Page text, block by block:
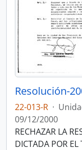
Resolución-
22-013-R ·
09/12/2000
RECHAZAR LA
DICTADA POR